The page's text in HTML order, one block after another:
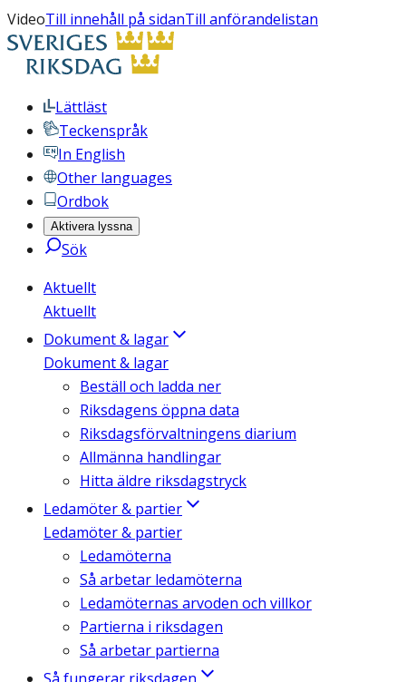
VideoTill innehåll på sidanTill anförandelistan
Lättläst
Teckenspråk
In English
Other languages
Ordbok
Aktivera lyssna
Sök
Aktuellt
Aktuellt
Dokument & lagar
Dokument & lagar
Beställ och ladda ner
Riksdagens öppna data
Riksdagsförvaltningens diarium
Allmänna handlingar
Hitta äldre riksdagstryck
Ledamöter & partier
Ledamöter & partier
Ledamöterna
Så arbetar ledamöterna
Ledamöternas arvoden och villkor
Partierna i riksdagen
Så arbetar partierna